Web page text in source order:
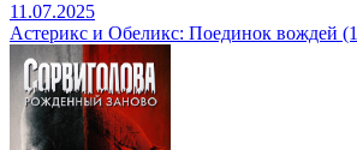
11.07.2025
Астерикс и Обеликс: Поединок вождей